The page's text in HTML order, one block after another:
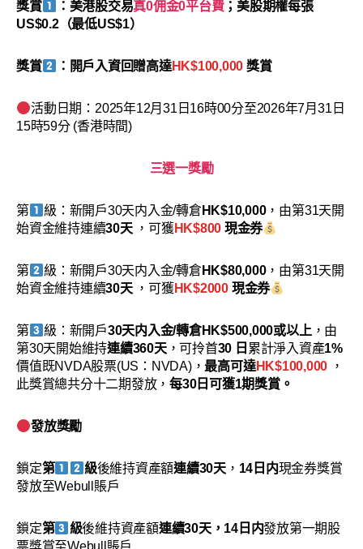
獎賞 ：美港股交易真0佣金0平台費；美股期權每張
US$0.2（最低US$1）
獎賞 ：開戶入資回贈高達HK$100,000 獎賞
活動日期：2025年12月31日16時00分至2026年7月31日
15時59分 (香港時間)
三選一獎勵
第 級：新開戶30天内入金/轉倉HK$10,000，由第31天開
始資金維持連續30天，可獲 HK$800 現金券
第 級：新開戶30天内入金/轉倉HK$80,000，由第31天開
始資金維持連續30天，可獲 HK$2000現金券
第 級：新開戶30天内入金/轉倉HK$500,000或以上 ，由
第30天開始維持連續360天，可拎首30 日 累計淨入資產1%
價值既NVDA股票(US：NVDA)， 最高可達HK$100,000 ，
此獎賞總共分十二期發放，每30日可獲1期獎賞。
發放獎勵
鎖定第 級後維持資產額連續30天， 14日内現金券獎賞
發放至Webull賬戶
鎖定第 級後維持資產額連續30天，14日内發放第一期股
票獎賞至Webull賬戶